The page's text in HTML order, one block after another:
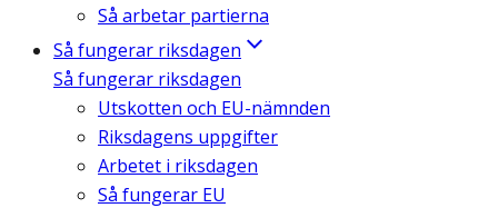
Så arbetar partierna
Så fungerar riksdagen
Så fungerar riksdagen
Utskotten och EU-nämnden
Riksdagens uppgifter
Arbetet i riksdagen
Så fungerar EU